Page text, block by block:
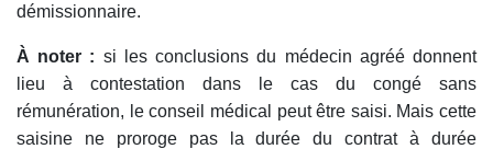
démissionnaire.
À noter : si les conclusions du médecin agréé donnent
lieu à contestation dans le cas du congé sans
rémunération, le conseil médical peut être saisi. Mais cette
saisine ne proroge pas la durée du contrat à durée